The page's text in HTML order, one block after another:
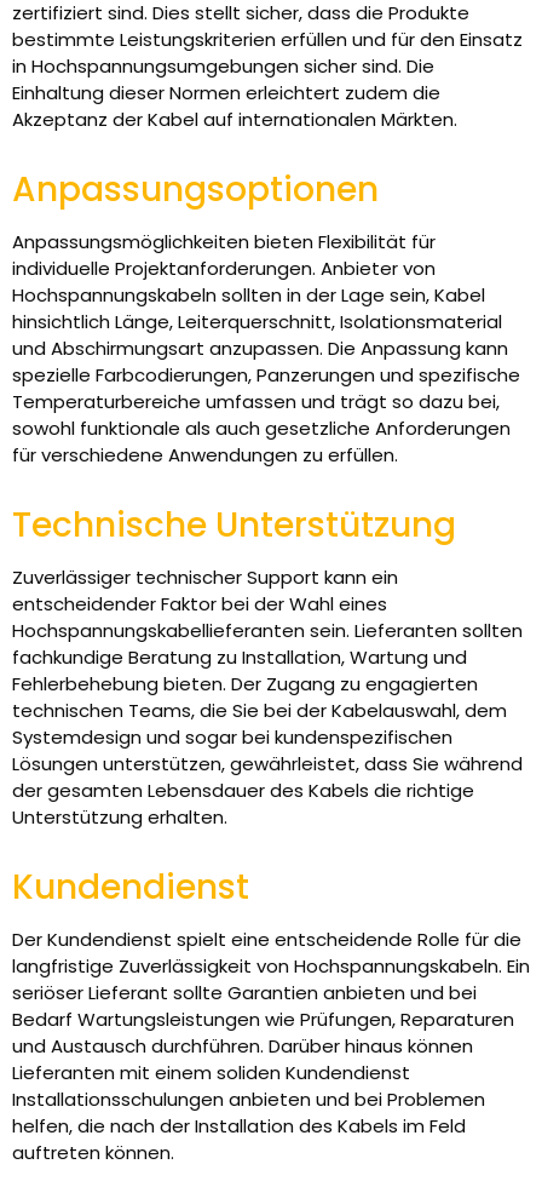
zertifiziert sind. Dies stellt sicher, dass die Produkte
bestimmte Leistungskriterien erfüllen und für den Einsatz
in Hochspannungsumgebungen sicher sind. Die
Einhaltung dieser Normen erleichtert zudem die
Akzeptanz der Kabel auf internationalen Märkten.
Anpassungsoptionen
Anpassungsmöglichkeiten bieten Flexibilität für
individuelle Projektanforderungen. Anbieter von
Hochspannungskabeln sollten in der Lage sein, Kabel
hinsichtlich Länge, Leiterquerschnitt, Isolationsmaterial
und Abschirmungsart anzupassen. Die Anpassung kann
spezielle Farbcodierungen, Panzerungen und spezifische
Temperaturbereiche umfassen und trägt so dazu bei,
sowohl funktionale als auch gesetzliche Anforderungen
für verschiedene Anwendungen zu erfüllen.
Technische Unterstützung
Zuverlässiger technischer Support kann ein
entscheidender Faktor bei der Wahl eines
Hochspannungskabellieferanten sein. Lieferanten sollten
fachkundige Beratung zu Installation, Wartung und
Fehlerbehebung bieten. Der Zugang zu engagierten
technischen Teams, die Sie bei der Kabelauswahl, dem
Systemdesign und sogar bei kundenspezifischen
Lösungen unterstützen, gewährleistet, dass Sie während
der gesamten Lebensdauer des Kabels die richtige
Unterstützung erhalten.
Kundendienst
Der Kundendienst spielt eine entscheidende Rolle für die
langfristige Zuverlässigkeit von Hochspannungskabeln. Ein
seriöser Lieferant sollte Garantien anbieten und bei
Bedarf Wartungsleistungen wie Prüfungen, Reparaturen
und Austausch durchführen. Darüber hinaus können
Lieferanten mit einem soliden Kundendienst
Installationsschulungen anbieten und bei Problemen
helfen, die nach der Installation des Kabels im Feld
auftreten können.